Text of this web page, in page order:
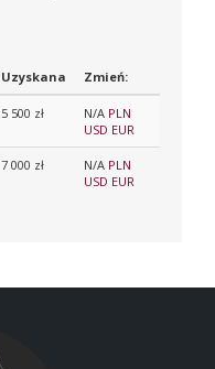
Uzyskana Zmień:
5 500 zł N/A PLN
USD EUR
7 000 zł N/A PLN
USD EUR